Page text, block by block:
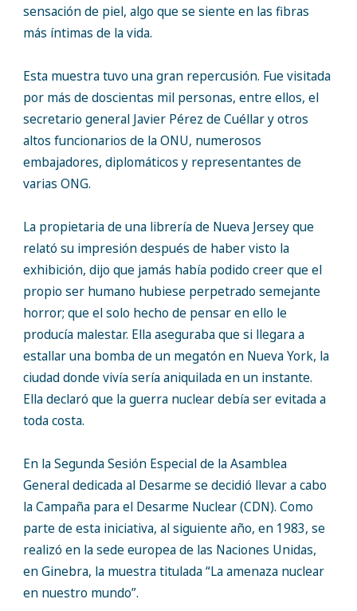
sensación de piel, algo que se siente en las fibras
más íntimas de la vida.
Esta muestra tuvo una gran repercusión. Fue visitada
por más de doscientas mil personas, entre ellos, el
secretario general Javier Pérez de Cuéllar y otros
altos funcionarios de la ONU, numerosos
embajadores, diplomáticos y representantes de
varias ONG.
La propietaria de una librería de Nueva Jersey que
relató su impresión después de haber visto la
exhibición, dijo que jamás había podido creer que el
propio ser humano hubiese perpetrado semejante
horror; que el solo hecho de pensar en ello le
producía malestar. Ella aseguraba que si llegara a
estallar una bomba de un megatón en Nueva York, la
ciudad donde vivía sería aniquilada en un instante.
Ella declaró que la guerra nuclear debía ser evitada a
toda costa.
En la Segunda Sesión Especial de la Asamblea
General dedicada al Desarme se decidió llevar a cabo
la Campaña para el Desarme Nuclear (CDN). Como
parte de esta iniciativa, al siguiente año, en 1983, se
realizó en la sede europea de las Naciones Unidas,
en Ginebra, la muestra titulada “La amenaza nuclear
en nuestro mundo”.